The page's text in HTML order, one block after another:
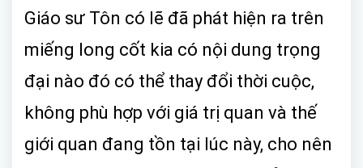
Giáo sư Tôn có lẽ đã phát hiện ra trên
miếng long cốt kia có nội dung trọng
đại nào đó có thể thay đổi thời cuộc,
không phù hợp với giá trị quan và thế
giới quan đang tồn tại lúc này, cho nên